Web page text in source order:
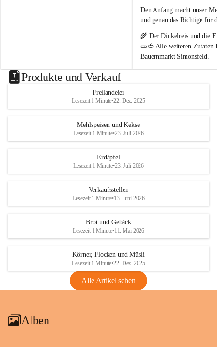
#heurige #erdäpfel #festkochend #regional
#direktvombbauernhof #hofpopp
#leiserberge #ernstbrunn #frischvomfeld
n
h
f
Den Anfang macht unser
und genau das Richtige für
🌾 Der Dinkelreis und die
🥒🍅 Alle weiteren Zutaten
Bauernmarkt Simonsfeld.
Wir wünschen euch viel
genussvollen Sommer! 😊
Produkte und Verkauf
Freilandeier
Lesezeit 1 Minute•22. Dez. 2025
Mehlspeisen und Kekse
Lesezeit 1 Minute•23. Juli 2026
Erdäpfel
Lesezeit 1 Minute•23. Juli 2026
Verkaufsstellen
Lesezeit 1 Minute•13. Juni 2026
Brot und Gebäck
Lesezeit 1 Minute•11. Mai 2026
Körner, Flocken und Müsli
Lesezeit 1 Minute•22. Dez. 2025
Alle Artikel sehen
Alben